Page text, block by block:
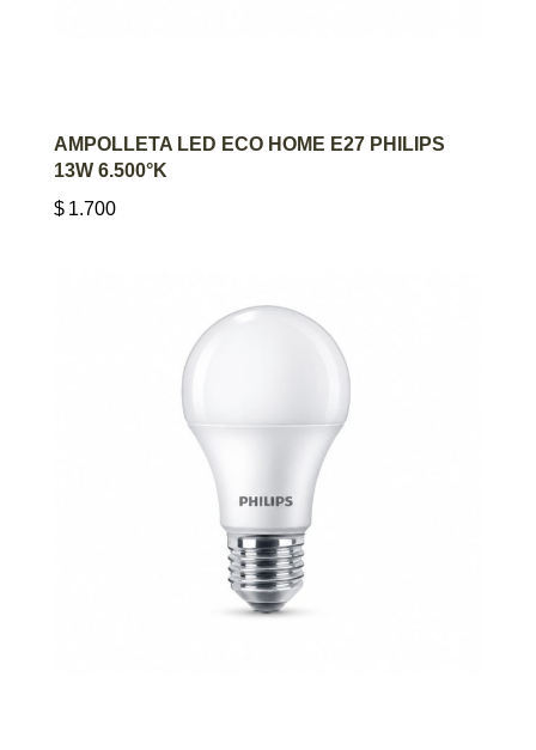
AGREGAR AL CARRITO
AMPOLLETA LED ECO HOME E27 PHILIPS
13W 6.500°K
$ 1.700